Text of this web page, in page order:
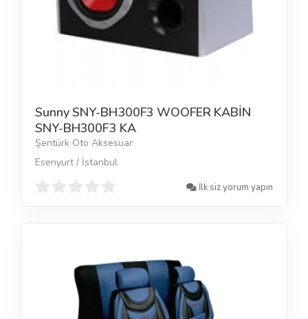
Sunny SNY-BH300F3 WOOFER KABİN
SNY-BH300F3 KA
Şentürk Oto Aksesuar
Esenyurt / İstanbul
İlk siz yorum yapın